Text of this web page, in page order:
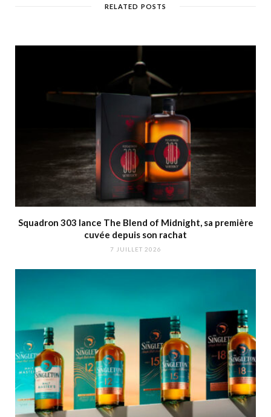
RELATED POSTS
Squadron 303 lance The Blend of Midnight, sa première
cuvée depuis son rachat
7 JUILLET 2026